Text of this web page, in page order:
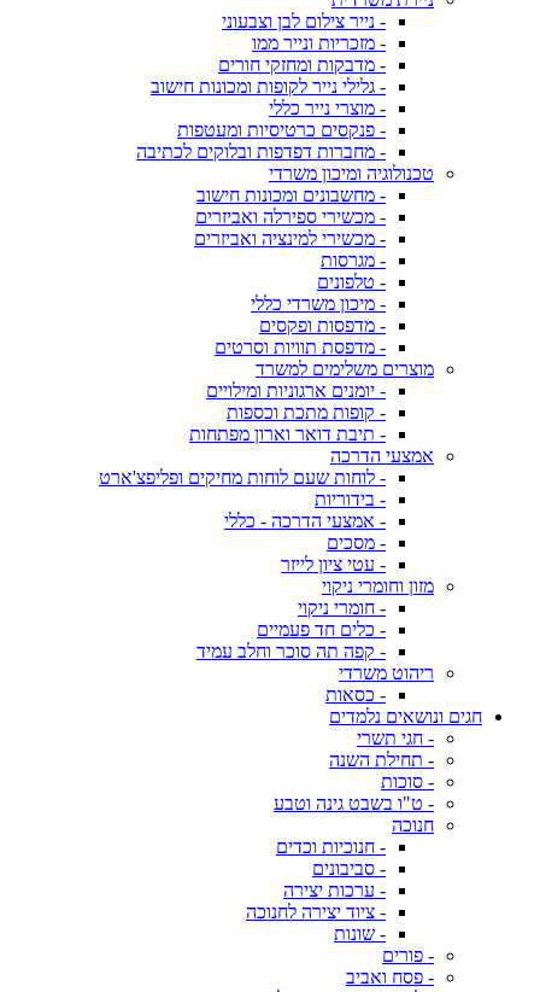
- נייר צילום לבן וצבעוני
- מזכריות ונייר ממו
- מדבקות ומחזקי חורים
- גלילי נייר לקופות ומכונות חישוב
- מוצרי נייר כללי
- פנקסים כרטיסיות ומעטפות
- מחברות דפדפות ובלוקים לכתיבה
טכנולוגיה ומיכון משרדי
- מחשבונים ומכונות חישוב
- מכשירי ספירלה ואביזרים
- מכשירי למינציה ואביזרים
- מגרסות
- טלפונים
- מיכון משרדי כללי
- מדפסות ופקסים
- מדפסת תוויות וסרטים
מוצרים משלימים למשרד
- יומנים ארגוניות ומילויים
- קופות מתכת וכספות
- תיבת דואר וארון מפתחות
אמצעי הדרכה
- לוחות שעם לוחות מחיקים ופליפצ'ארט
- בידוריות
- אמצעי הדרכה - כללי
- מסכים
- עטי ציון לייזר
מזון וחומרי ניקוי
- חומרי ניקוי
- כלים חד פעמיים
- קפה תה סוכר וחלב עמיד
ריהוט משרדי
- כסאות
חגים ונושאים נלמדים
- חגי תשרי
- תחילת השנה
- סוכות
- ט"ו בשבט גינה וטבע
חנוכה
- חנוכיות וכדים
- סביבונים
- ערכות יצירה
- ציוד יצירה לחנוכה
- שונות
- פורים
- פסח ואביב